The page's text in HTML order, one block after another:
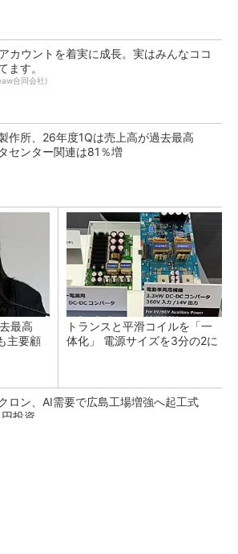
カウントを着実に成長。実はみんなココ
ます。
合同会社)
作所、26年度1Qは売上高が過去最高
センター関連は81％増
最高
主要顧
トランスと平滑コイルを「一
体化」 電源サイズを3分の2に
ロン、AI需要で広島工場増強へ起工式
投資